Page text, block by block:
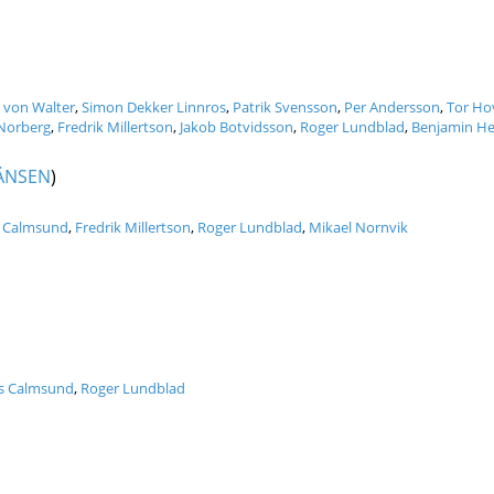
von Walter,Simon Dekker Linnros, Patrik Svensson, Per Andersson,Tor
, Fredrik Millertson, Jakob Botvidsson, Roger Lundblad, Benjamin
)
, Fredrik Millertson, Roger Lundblad, Mikael Nornvik
Calmsund, Roger Lundblad